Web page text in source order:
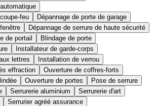
feu
Dépannage de porte de garage
Dépannage de serrure de haute sécurité
de portail
Blindage de porte
Installateur de garde-corps
lettres
Installation de verrou
effraction
Ouverture de coffres-forts
Ouverture de portes
Pose de serrure
Serrurerie aluminium
Serrurerie d'art
Serrurier agréé assurance